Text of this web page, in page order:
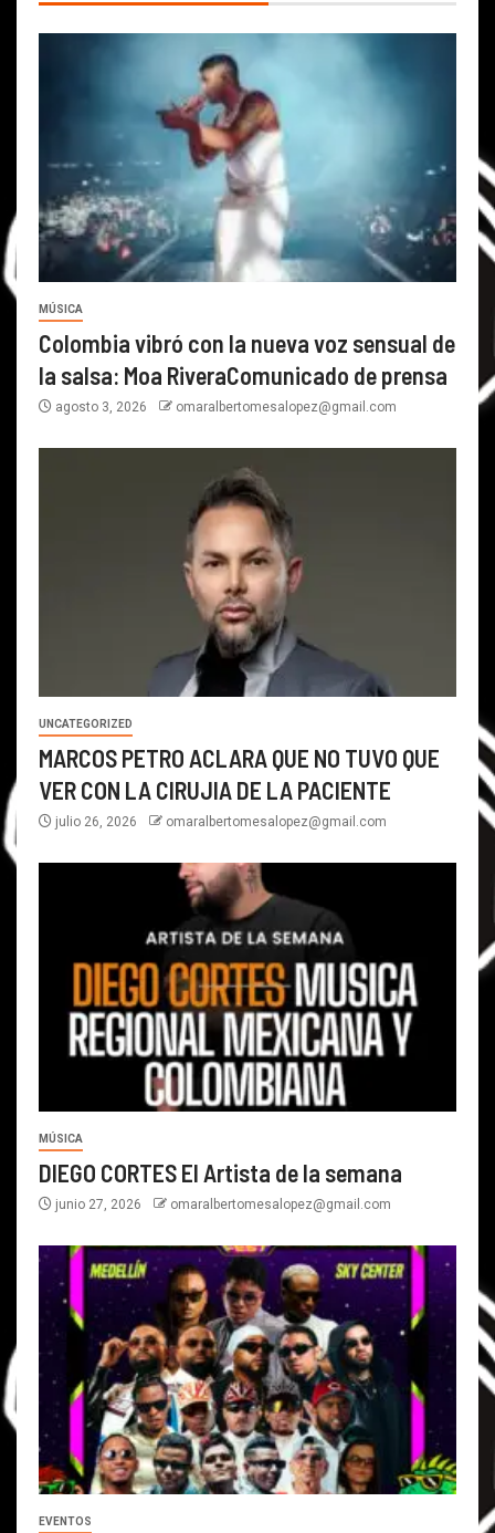
MÚSICA
Colombia vibró con la nueva voz sensual de
la salsa: Moa RiveraComunicado de prensa
agosto 3, 2026 omaralbertomesalopez@gmail.com
UNCATEGORIZED
MARCOS PETRO ACLARA QUE NO TUVO QUE
VER CON LA CIRUJIA DE LA PACIENTE
julio 26, 2026 omaralbertomesalopez@gmail.com
MÚSICA
DIEGO CORTES El Artista de la semana
junio 27, 2026 omaralbertomesalopez@gmail.com
EVENTOS